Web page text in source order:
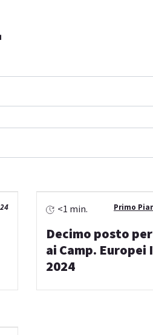
Primo
<1 min.
Decimo posto
ai Camp.
2024